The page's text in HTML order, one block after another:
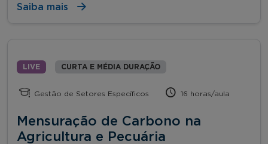
Saiba mais
LIVE CURTA E MÉDIA DURAÇÃO
Gestão de Setores Específicos 16 horas/aula
Mensuração de Carbono na
Agricultura e Pecuária